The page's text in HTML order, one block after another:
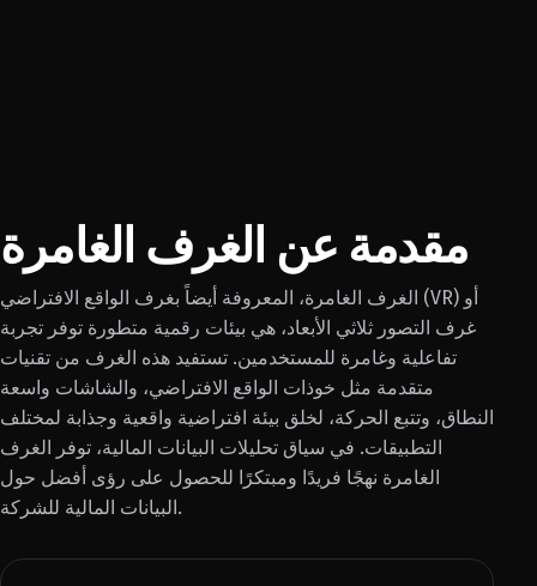
مقدمة عن الغرف الغامرة
الغرف الغامرة، المعروفة أيضاً بغرف الواقع الافتراضي (VR) أو
غرف التصور ثلاثي الأبعاد، هي بيئات رقمية متطورة توفر تجربة
تفاعلية وغامرة للمستخدمين. تستفيد هذه الغرف من تقنيات
متقدمة مثل خوذات الواقع الافتراضي، والشاشات واسعة
النطاق، وتتبع الحركة، لخلق بيئة افتراضية واقعية وجذابة لمختلف
التطبيقات. في سياق تحليلات البيانات المالية، توفر الغرف
الغامرة نهجًا فريدًا ومبتكرًا للحصول على رؤى أفضل حول
البيانات المالية للشركة.